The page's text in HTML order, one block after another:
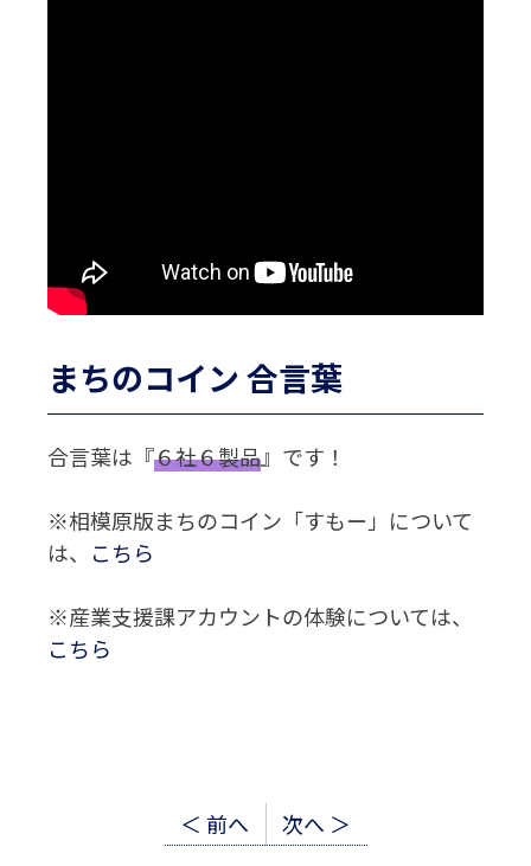
まちのコイン 合言葉
合言葉は『６社６製品』です！
※相模原版まちのコイン「すもー」について
は、 こちら
※産業支援課アカウントの体験については、
こちら
＜ 前へ 次へ ＞